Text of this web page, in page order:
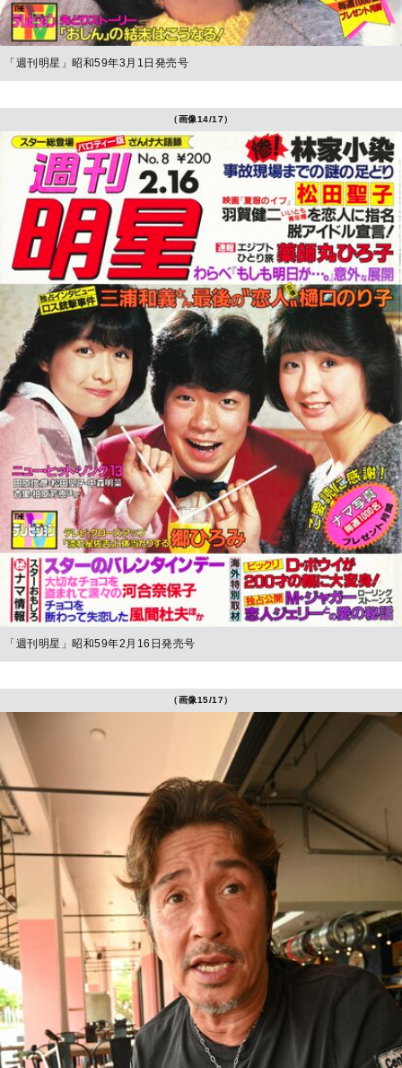
「週刊明星」昭和59年3月1日発売号
（画像14/17）
「週刊明星」昭和59年2月16日発売号
（画像15/17）